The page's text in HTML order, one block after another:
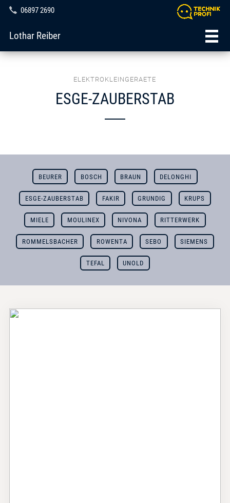
06897 2690
Lothar Reiber
ELEKTROKLEINGERAETE
ESGE-ZAUBERSTAB
BEURER BOSCH BRAUN DELONGHI
ESGE-ZAUBERSTAB FAKIR GRUNDIG KRUPS
MIELE MOULINEX NIVONA RITTERWERK
ROMMELSBACHER ROWENTA SEBO SIEMENS
TEFAL UNOLD